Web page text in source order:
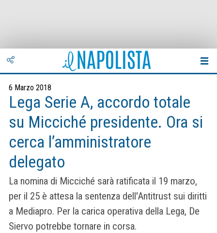
6 Marzo 2018
Lega Serie A, accordo totale
su Micciché presidente. Ora si
cerca l’amministratore
delegato
La nomina di Micciché sarà ratificata il 19 marzo,
per il 25 è attesa la sentenza dell'Antitrust sui diritti
a Mediapro. Per la carica operativa della Lega, De
Siervo potrebbe tornare in corsa.